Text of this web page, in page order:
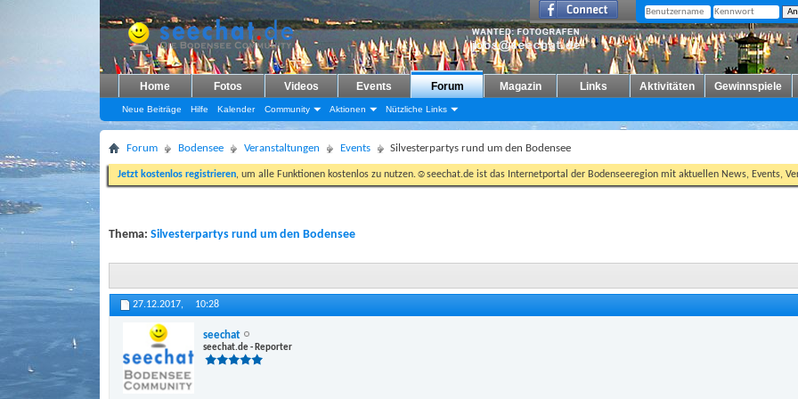
Home Fotos Videos Events Forum
Neue Beiträge Hilfe Kalender Community Aktionen Nützliche Links
Magazin Links Aktivitäten Gewinnspiele
Forum Bodensee Veranstaltungen Events Silvesterpartys rund um den Bodensee
Jetzt kostenlos registrieren, um alle Funktionen kostenlos zu nutzen.☺seechat.de ist das Internetportal der Bodenseeregion mit aktuellen News, Events,
Thema: Silvesterpartys rund um den Bodensee
27.12.2017, 10:28
seechat
seechat.de - Reporter